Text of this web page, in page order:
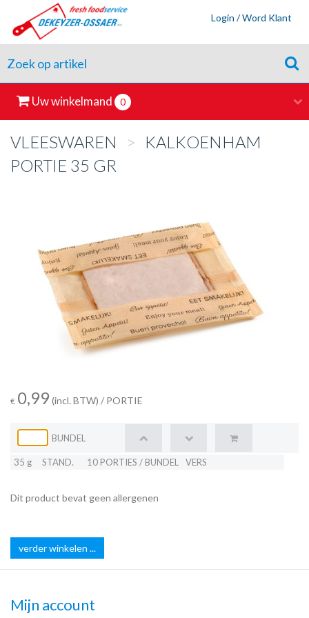
Login / Word Klant
Uw winkelmand 0
VLEESWAREN > KALKOENHAM
PORTIE 35 GR
€ 0,99(incl. BTW) / PORTIE
BUNDEL
35 g STAND. 10 PORTIES / BUNDEL VERS
Dit product bevat geen allergenen
verder winkelen ...
Mijn account